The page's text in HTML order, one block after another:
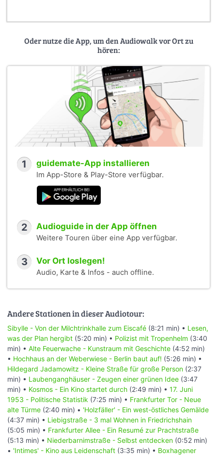
Oder nutze die App, um den Audiowalk vor Ort zu
hören:
1 guidemate-App installieren
Im App-Store & Play-Store verfügbar.
2 Audioguide in der App öffnen
Weitere Touren über eine App verfügbar.
3 Vor Ort loslegen!
Audio, Karte & Infos - auch offline.
Andere Stationen in dieser Audiotour:
Sibylle - Von der Milchtrinkhalle zum Eiscafé (8:21 min) • Lesen,
was der Plan hergibt (5:20 min) • Polizist mit Tropenhelm (3:40
min) • Alte Feuerwache - Kunstraum mit Geschichte (4:52 min)
• Hochhaus an der Weberwiese - Berlin baut auf! (5:26 min) •
Hildegard Jadamowitz - Kleine Straße für große Person (2:37
min) • Laubenganghäuser - Zeugen einer grünen Idee (3:47
min) • Kosmos - Ein Kino startet durch (2:49 min) • 17. Juni
1953 - Politische Statistik (7:25 min) • Frankfurter Tor - Neue
alte Türme (2:40 min) • 'Holzfäller' - Ein west-östliches Gemälde
(4:37 min) • Liebigstraße - 3 mal Wohnen in Friedrichshain
(5:05 min) • Frankfurter Allee - Ein Resumé zur Prachtstraße
(5:13 min) • Niederbarnimstraße - Selbst entdecken (0:52 min)
• 'Intimes' - Kino aus Leidenschaft (3:35 min) • Boxhagener